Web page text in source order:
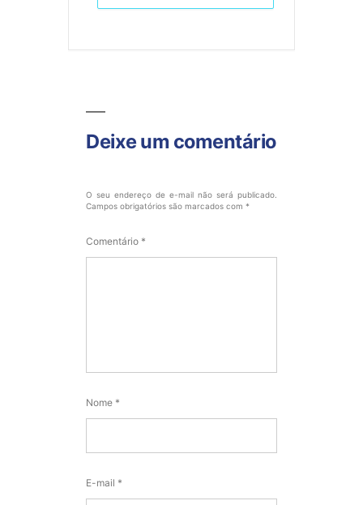
Deixe um comentário
O seu endereço de e-mail não será publicado.
Campos obrigatórios são marcados com *
Comentário *
Nome *
E-mail *